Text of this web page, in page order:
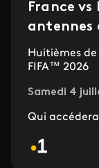
France vs
antennes
Huitièmes
FIFA™ 2026
Samedi 4
Qui